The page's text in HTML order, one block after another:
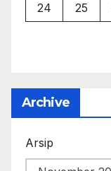
24
25
Archive
Arsip